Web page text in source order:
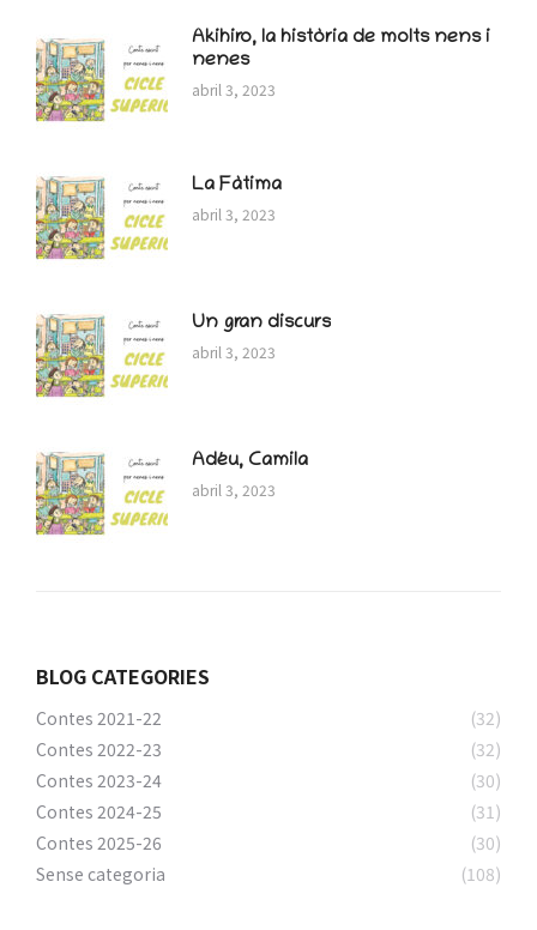
Akihiro, la història de molts nens i
nenes
abril 3, 2023
La Fàtima
abril 3, 2023
Un gran discurs
abril 3, 2023
Adéu, Camila
abril 3, 2023
BLOG CATEGORIES
Contes 2021-22
(32)
Contes 2022-23
(32)
Contes 2023-24
(30)
Contes 2024-25
(31)
Contes 2025-26
(30)
Sense categoria
(108)